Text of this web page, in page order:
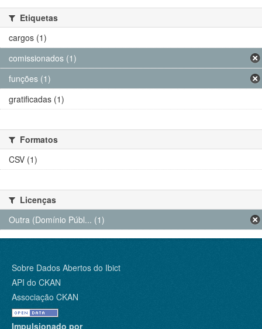
Etiquetas
cargos (1)
comissionados (1)
funções (1)
gratificadas (1)
Formatos
CSV (1)
Licenças
Outra (Domínio Públ... (1)
Sobre Dados Abertos do Ibict
API do CKAN
Associação CKAN
Impulsionado por